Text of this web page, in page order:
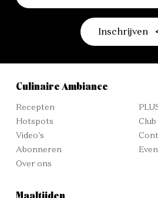
Inschrijven
Culinaire Ambiance
Recepten
Hotspots
Video's
Abonneren
Over ons
Club